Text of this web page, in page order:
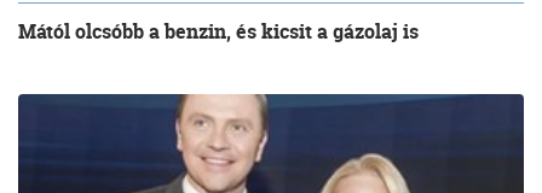
Mától olcsóbb a benzin, és kicsit a gázolaj is